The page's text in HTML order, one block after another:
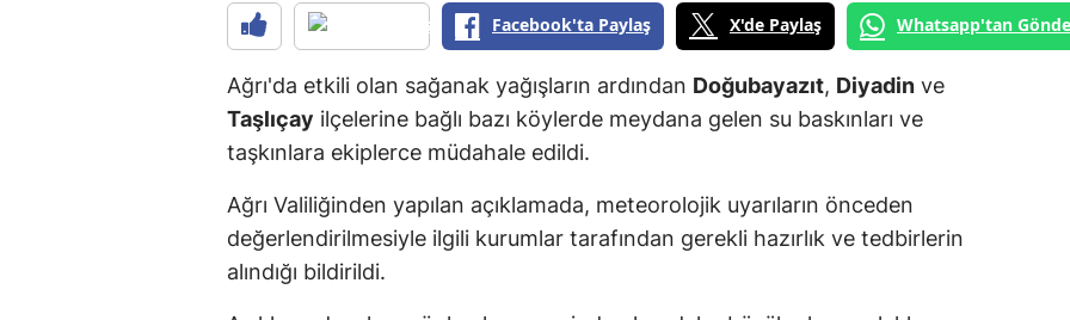
Facebook'ta Paylaş X'de Paylaş Whatsapp'tan
Ağrı'da etkili olan sağanak yağışların ardından Doğubayazıt, Diyadin ve
Taşlıçay ilçelerine bağlı bazı köylerde meydana gelen su baskınları ve
taşkınlara ekiplerce müdahale edildi.
Ağrı Valiliğinden yapılan açıklamada, meteorolojik uyarıların önceden
değerlendirilmesiyle ilgili kurumlar tarafından gerekli hazırlık ve tedbirlerin
alındığı bildirildi.